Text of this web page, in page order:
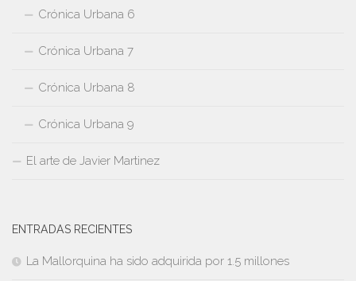
Crónica Urbana 6
Crónica Urbana 7
Crónica Urbana 8
Crónica Urbana 9
El arte de Javier Martinez
ENTRADAS RECIENTES
La Mallorquina ha sido adquirida por 1.5 millones